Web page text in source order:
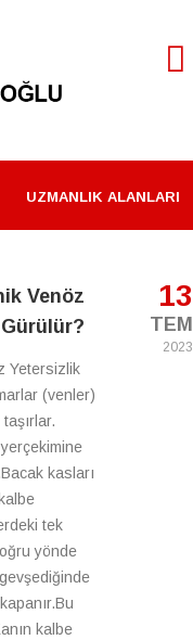
UZMANLIK ALANLARI
Venöz
Yetersizlik
(venler)
kasları
tek
yönde
kalbe
13
TEM
2023